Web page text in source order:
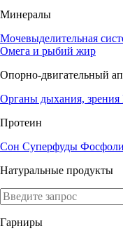
Минералы
Мочевыделительная
Омега и рыбий жир
Опорно-двигательный
Органы дыхания, зрения
Протеин
Сон Суперфуды
Натуральные продукты
Гарниры